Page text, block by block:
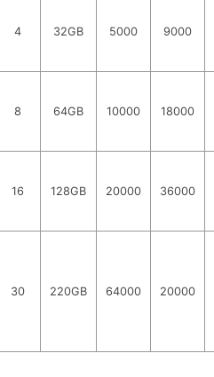
4 32GB 5000 9000
8 64GB 10000 18000
16 128GB 20000 36000
30 220GB 64000 20000